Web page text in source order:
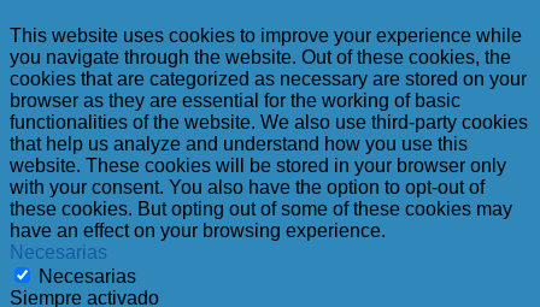
This website uses cookies to improve your experience while
you navigate through the website. Out of these cookies, the
cookies that are categorized as necessary are stored on your
browser as they are essential for the working of basic
functionalities of the website. We also use third-party cookies
that help us analyze and understand how you use this
website. These cookies will be stored in your browser only
with your consent. You also have the option to opt-out of
these cookies. But opting out of some of these cookies may
have an effect on your browsing experience.
Necesarias
Necesarias
Siempre activado